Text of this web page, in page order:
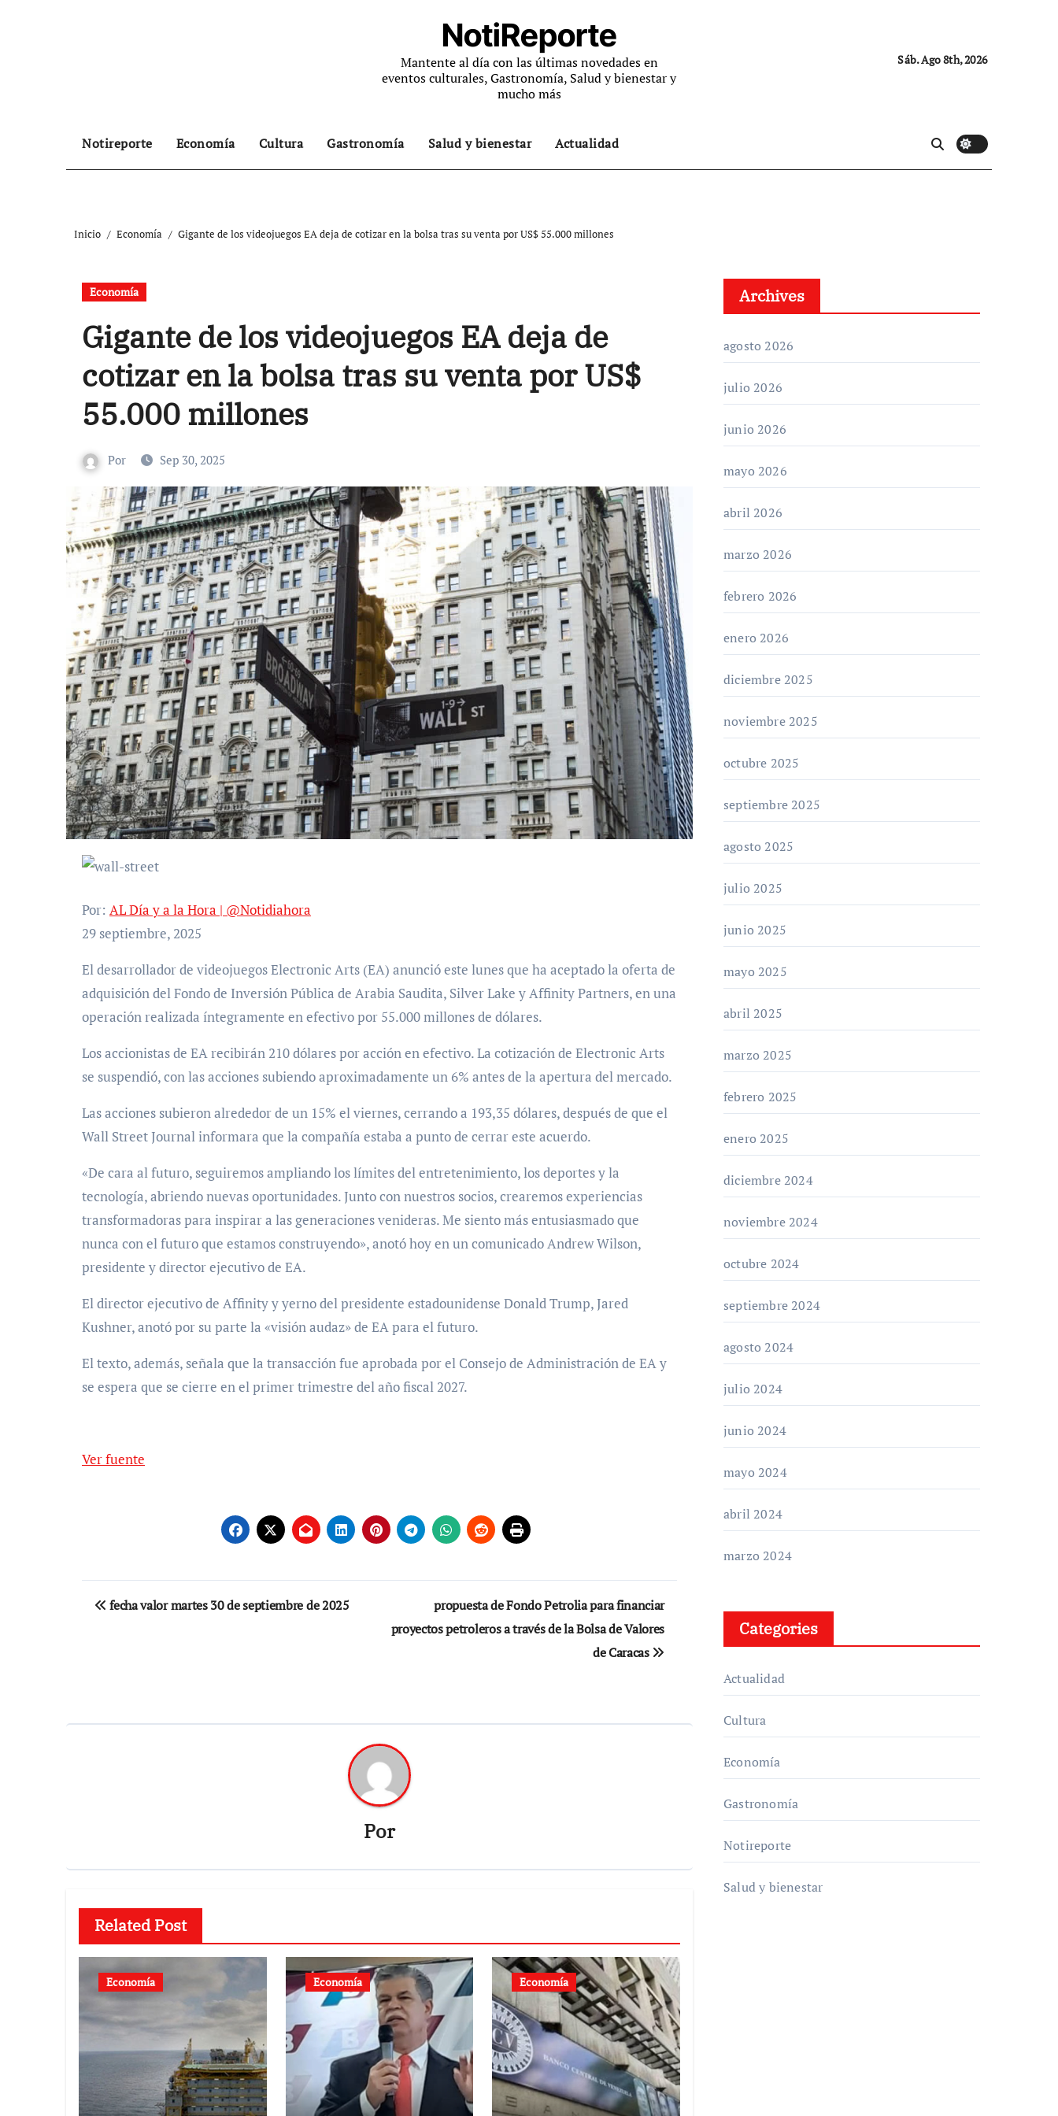
NotiReporte
Mantente al día con las últimas novedades en
eventos culturales, Gastronomía, Salud y bienestar y
mucho más
Sáb. Ago 8th, 2026
Notireporte Economía Cultura Gastronomía Salud y bienestar Actualidad
Inicio Economía Gigante de los videojuegos EA deja de cotizar en la bolsa tras su venta por US$ 55.000 millones
Economía
Gigante de los videojuegos EA deja de
cotizar en la bolsa tras su venta por US$
55.000 millones
Por Sep 30, 2025
Por: AL Día y a la Hora | @Notidiahora
29 septiembre, 2025
El desarrollador de videojuegos Electronic Arts (EA) anunció este lunes que ha aceptado la oferta de
adquisición del Fondo de Inversión Pública de Arabia Saudita, Silver Lake y Affinity Partners, en una
operación realizada íntegramente en efectivo por 55.000 millones de dólares.
Los accionistas de EA recibirán 210 dólares por acción en efectivo. La cotización de Electronic Arts
se suspendió, con las acciones subiendo aproximadamente un 6% antes de la apertura del mercado.
Las acciones subieron alrededor de un 15% el viernes, cerrando a 193,35 dólares, después de que el
Wall Street Journal informara que la compañía estaba a punto de cerrar este acuerdo.
«De cara al futuro, seguiremos ampliando los límites del entretenimiento, los deportes y la
tecnología, abriendo nuevas oportunidades. Junto con nuestros socios, crearemos experiencias
transformadoras para inspirar a las generaciones venideras. Me siento más entusiasmado que
nunca con el futuro que estamos construyendo», anotó hoy en un comunicado Andrew Wilson,
presidente y director ejecutivo de EA.
El director ejecutivo de Affinity y yerno del presidente estadounidense Donald Trump, Jared
Kushner, anotó por su parte la «visión audaz» de EA para el futuro.
El texto, además, señala que la transacción fue aprobada por el Consejo de Administración de EA y
se espera que se cierre en el primer trimestre del año fiscal 2027.
Ver fuente
Navegación
fecha valor martes 30 de septiembre de 2025
propuesta de Fondo Petrolia para financiar
proyectos petroleros a través de la Bolsa de Valores
de Caracas
Por
Related Post
Economía Economía Economía
Archives
agosto 2026
julio 2026
junio 2026
mayo 2026
abril 2026
marzo 2026
febrero 2026
enero 2026
diciembre 2025
noviembre 2025
octubre 2025
septiembre 2025
agosto 2025
julio 2025
junio 2025
mayo 2025
abril 2025
marzo 2025
febrero 2025
enero 2025
diciembre 2024
noviembre 2024
octubre 2024
septiembre 2024
agosto 2024
julio 2024
junio 2024
mayo 2024
abril 2024
marzo 2024
Categories
Actualidad
Cultura
Economía
Gastronomía
Notireporte
Salud y bienestar